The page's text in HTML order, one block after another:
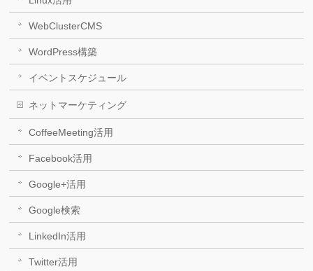
WebClusterCMS
WordPress構築
イベントスケジュール
ネットマーケティング
CoffeeMeeting活用
Facebook活用
Google+活用
Google検索
LinkedIn活用
Twitter活用